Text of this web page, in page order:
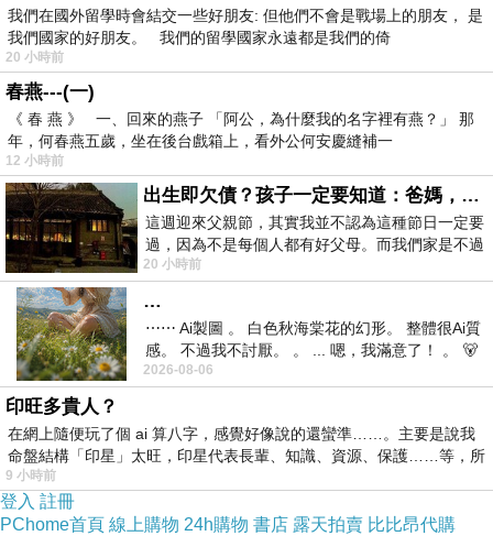
我們在國外留學時會結交一些好朋友: 但他們不會是戰場上的朋友， 是
我們國家的好朋友。 我們的留學國家永遠都是我們的倚
20 小時前
春燕---(一)
《 春 燕 》 一、回來的燕子 「阿公，為什麼我的名字裡有燕？」 那
年，何春燕五歲，坐在後台戲箱上，看外公何安慶縫補一
12 小時前
出生即欠債？孩子一定要知道：爸媽，其實我不欠你們
這週迎來父親節，其實我並不認為這種節日一定要
過，因為不是每個人都有好父母。而我們家是不過
節的，平時也沒什麼儀式感，生活趨近冷
20 小時前
…
⋯⋯ Ai製圖 。 白色秋海棠花的幻形。 整體很Ai質
感。 不過我不討厭。 。 ... 嗯，我滿意了！ 。 🐻
昨中
2026-08-06
印旺多貴人？
在網上隨便玩了個 ai 算八字，感覺好像說的還蠻準……。主要是說我
命盤結構「印星」太旺，印星代表長輩、知識、資源、保護……等，所
9 小時前
登入 註冊
PChome首頁 線上購物 24h購物 書店 露天拍賣 比比昂代購